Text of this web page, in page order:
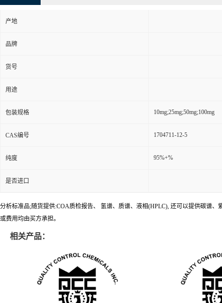
产地
品牌
货号
用途
包装规格 10mg;25mg;50mg;100mg
CAS编号 1704711-12-5
纯度 95%+%
是否进口
分析标准品;随货提供:COA质检报告、 氢谱、质谱、液相(HPLC), 还可以提供碳谱
或费用均由买方承担。
相关产品：